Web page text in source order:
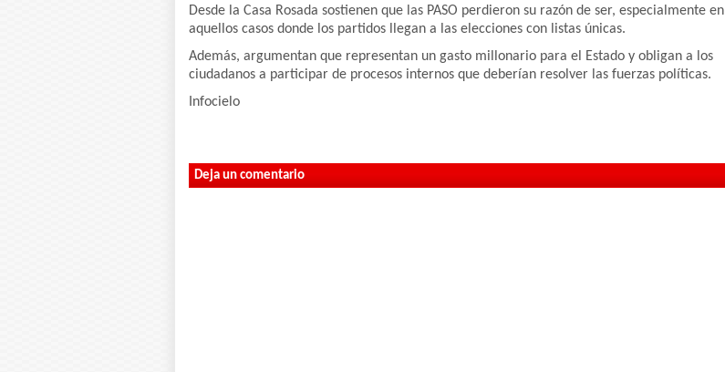
Desde la Casa Rosada sostienen que las PASO perdieron su razón de ser, especialmente en
aquellos casos donde los partidos llegan a las elecciones con listas únicas.
Además, argumentan que representan un gasto millonario para el Estado y obligan a los
ciudadanos a participar de procesos internos que deberían resolver las fuerzas políticas.
Infocielo
Deja un comentario